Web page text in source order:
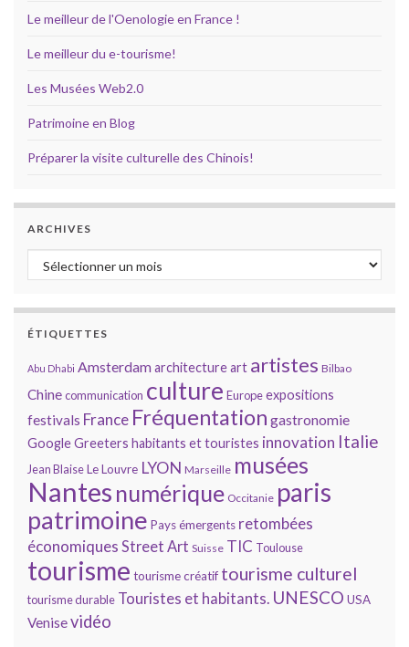
Le meilleur de l'Oenologie en France !
Le meilleur du e-tourisme!
Les Musées Web2.0
Patrimoine en Blog
Préparer la visite culturelle des Chinois!
ARCHIVES
Archives
ÉTIQUETTES
Abu Dhabi Amsterdamarchitectureart artistes Bilbao
Chinecommunication culture Europeexpositions
festivals France Fréquentation gastronomie
GoogleGreeters habitants et touristes innovation Italie
Jean BlaiseLe Louvre LYON Marseille musées
Nantes numérique Occitanie paris
patrimoine Pays émergents retombées
économiques Street Art Suisse TIC Toulouse
tourisme tourisme créatif tourisme culturel
tourisme durable Touristes et habitants. UNESCO USA
Venisevidéo